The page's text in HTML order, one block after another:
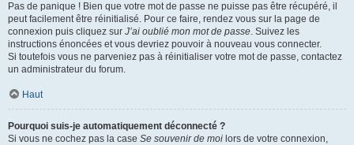
Pas de panique ! Bien que votre mot de passe ne puisse pas être récupéré, il
peut facilement être réinitialisé. Pour ce faire, rendez vous sur la page de
connexion puis cliquez sur J’ai oublié mon mot de passe. Suivez les
instructions énoncées et vous devriez pouvoir à nouveau vous connecter.
Si toutefois vous ne parveniez pas à réinitialiser votre mot de passe, contactez
un administrateur du forum.
Haut
Pourquoi suis-je automatiquement déconnecté ?
Si vous ne cochez pas la case Se souvenir de moi lors de votre connexion,